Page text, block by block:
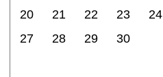
20
21 22 23 24
27
28 29 30